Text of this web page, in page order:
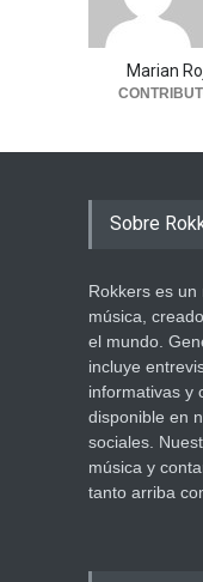
Marian
Sobre
Rokkers es un
música,
el mundo.
incluye
informativas y
disponible en
sociales.
música y
tanto arriba